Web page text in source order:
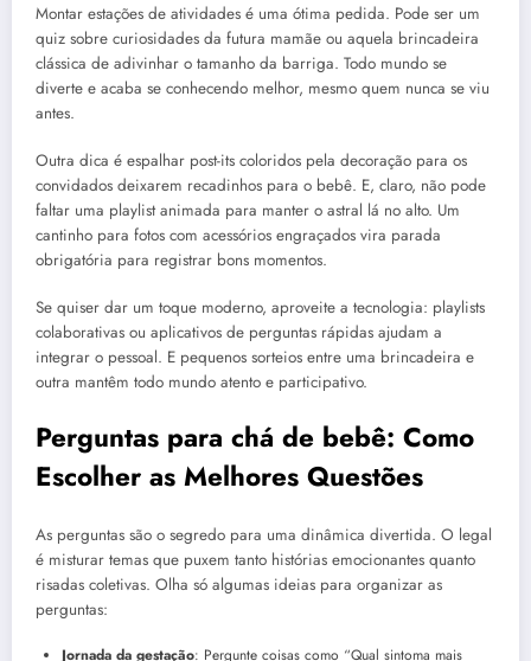
Montar estações de atividades é uma ótima pedida. Pode ser um
quiz sobre curiosidades da futura mamãe ou aquela brincadeira
clássica de adivinhar o tamanho da barriga. Todo mundo se
diverte e acaba se conhecendo melhor, mesmo quem nunca se viu
antes.
Outra dica é espalhar post-its coloridos pela decoração para os
convidados deixarem recadinhos para o bebê. E, claro, não pode
faltar uma playlist animada para manter o astral lá no alto. Um
cantinho para fotos com acessórios engraçados vira parada
obrigatória para registrar bons momentos.
Se quiser dar um toque moderno, aproveite a tecnologia: playlists
colaborativas ou aplicativos de perguntas rápidas ajudam a
integrar o pessoal. E pequenos sorteios entre uma brincadeira e
outra mantêm todo mundo atento e participativo.
Perguntas para chá de bebê: Como
Escolher as Melhores Questões
As perguntas são o segredo para uma dinâmica divertida. O legal
é misturar temas que puxem tanto histórias emocionantes quanto
risadas coletivas. Olha só algumas ideias para organizar as
perguntas:
Jornada da gestação: Pergunte coisas como “Qual sintoma mais